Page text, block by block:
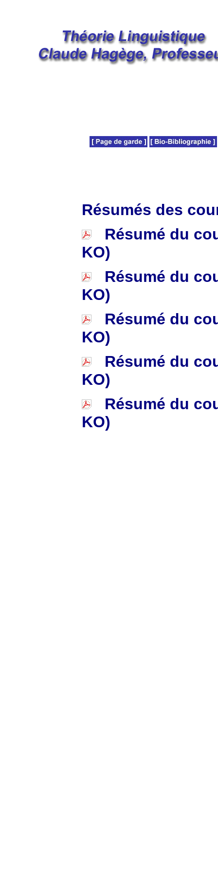
Résumés des
Résumé du
KO)
Résumé du
KO)
Résumé du
KO)
Résumé du
KO)
Résumé du
KO)